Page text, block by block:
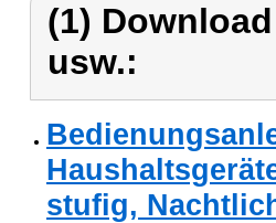
(1)
usw.:
stufig,